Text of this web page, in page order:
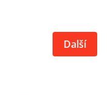
Další